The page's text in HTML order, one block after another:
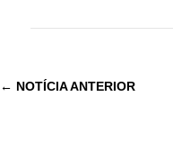
← NOTÍCIA ANTERIOR